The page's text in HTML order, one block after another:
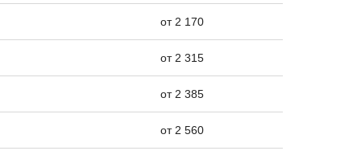
от 2 170
от 2 315
от 2 385
от 2 560